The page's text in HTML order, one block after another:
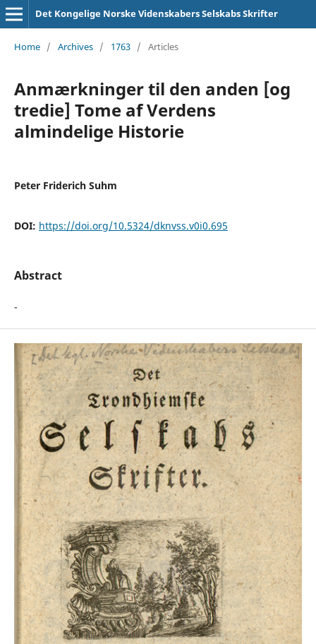
Det Kongelige Norske Videnskabers Selskabs Skrifter
Home / Archives / 1763 / Articles
Anmærkninger til den anden [og
tredie] Tome af Verdens
almindelige Historie
Peter Friderich Suhm
DOI: https://doi.org/10.5324/dknvss.v0i0.695
Abstract
-